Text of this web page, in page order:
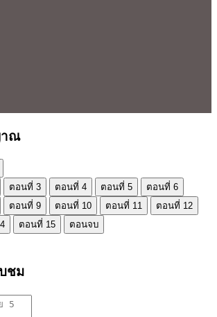
ณ
ตอนที่ 3 ตอนที่ 4 ตอนที่ 5
ตอนที่ 6
ตอนที่ 9 ตอนที่ 10 ตอนที่ 11
ตอนที่ 12
ตอนที่ 15
ตอนจบ
ชม